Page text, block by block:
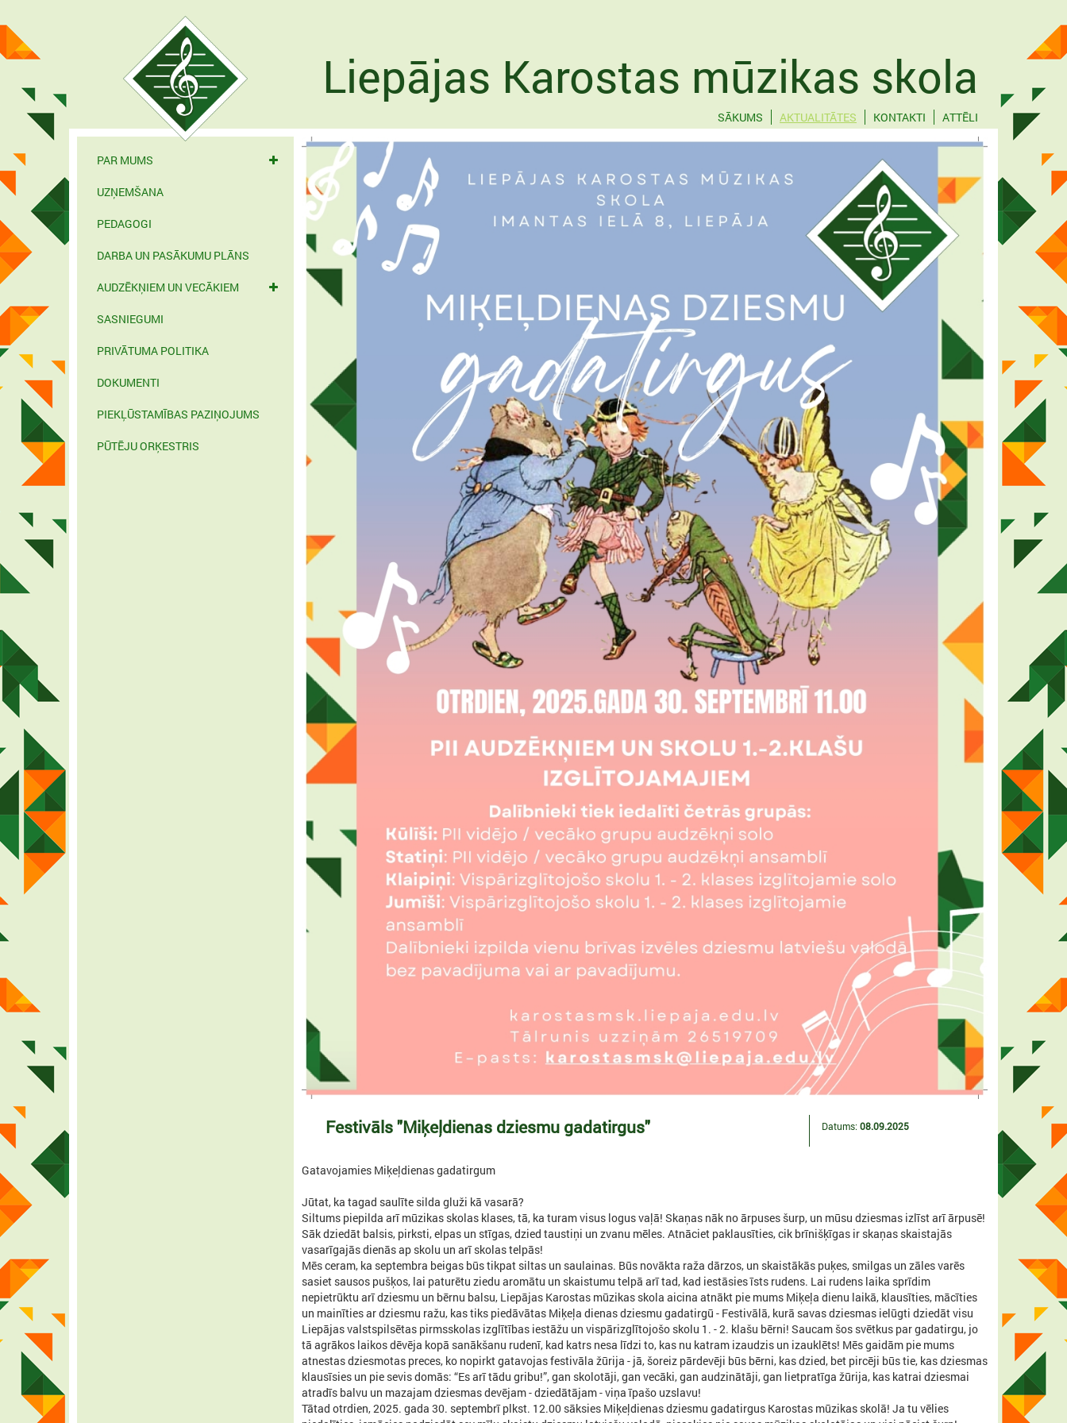
Liepājas Karostas mūzikas skola
SĀKUMS AKTUALITĀTES KONTAKTI ATTĒLI
PAR MUMS
UZŅEMŠANA
PEDAGOGI
DARBA UN PASĀKUMU PLĀNS
AUDZĒKŅIEM UN VECĀKIEM
SASNIEGUMI
PRIVĀTUMA POLITIKA
DOKUMENTI
PIEKĻŪSTAMĪBAS PAZIŅOJUMS
PŪTĒJU ORĶESTRIS
Festivāls "Miķeļdienas dziesmu gadatirgus" Datums:08.09.2025
Gatavojamies Miķeļdienas gadatirgum
Jūtat, ka tagad saulīte silda gluži kā vasarā?
Siltums piepilda arī mūzikas skolas klases, tā, ka turam visus logus vaļā! Skaņas nāk no ārpuses šurp, un mūsu dziesmas izlīst arī ārpusē!
Sāk dziedāt balsis, pirksti, elpas un stīgas, dzied taustiņi un zvanu mēles. Atnāciet paklausīties, cik brīnišķīgas ir skaņas skaistajās
vasarīgajās dienās ap skolu un arī skolas telpās!
Mēs ceram, ka septembra beigas būs tikpat siltas un saulainas. Būs novākta raža dārzos, un skaistākās puķes, smilgas un zāles varēs
sasiet sausos pušķos, lai paturētu ziedu aromātu un skaistumu telpā arī tad, kad iestāsies īsts rudens. Lai rudens laika sprīdim
nepietrūktu arī dziesmu un bērnu balsu, Liepājas Karostas mūzikas skola aicina atnākt pie mums Miķeļa dienu laikā, klausīties, mācīties
un mainīties ar dziesmu ražu, kas tiks piedāvātas Miķeļa dienas dziesmu gadatirgū - Festivālā, kurā savas dziesmas ielūgti dziedāt visu
Liepājas valstspilsētas pirmsskolas izglītības iestāžu un vispārizglītojošo skolu 1. - 2. klašu bērni! Saucam šos svētkus par gadatirgu, jo
tā agrākos laikos dēvēja kopā sanākšanu rudenī, kad katrs nesa līdzi to, kas nu katram izaudzis un izauklēts! Mēs gaidām pie mums
atnestas dziesmotas preces, ko nopirkt gatavojas festivāla žūrija - jā, šoreiz pārdevēji būs bērni, kas dzied, bet pircēji būs tie, kas dziesmas
klausīsies un pie sevis domās: “Es arī tādu gribu!”, gan skolotāji, gan vecāki, gan audzinātāji, gan lietpratīga žūrija, kas katrai dziesmai
atradīs balvu un mazajam dziesmas devējam - dziedātājam - viņa īpašo uzslavu!
Tātad otrdien, 2025. gada 30. septembrī plkst. 12.00 sāksies Miķeļdienas dziesmu gadatirgus Karostas mūzikas skolā! Ja tu vēlies